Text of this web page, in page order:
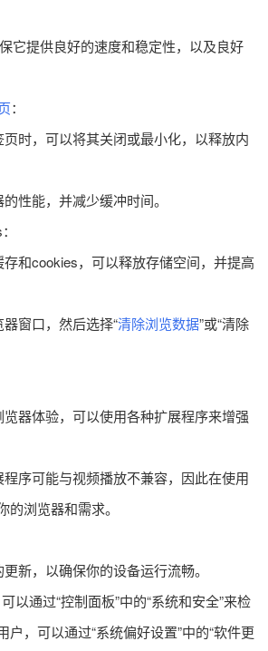
它提供良好的速度和稳定性，以及良好
：
时，可以将其关闭或最小化，以释放内
性能，并减少缓冲时间。
和cookies，可以释放存储空间，并提高
窗口，然后选择“清除浏览数据”或“清除
器体验，可以使用各种扩展程序来增强
序可能与视频播放不兼容，因此在使用
浏览器和需求。
新，以确保你的设备运行流畅。
以通过“控制面板”中的“系统和安全”来检
户，可以通过“系统偏好设置”中的“软件更